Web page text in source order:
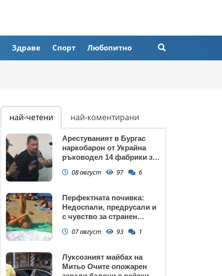
Здраве Спорт Любопитно
най-четени най-коментирани
Арестуваният в Бургас
наркобарон от Украйна
ръководел 14 фабрики за
08 август 97 6
Перфектната почивка:
Недоспали, предрусали и
с чувство за странен
07 август 93 1
Луксозният майбах на
Митьо Очите опожарен